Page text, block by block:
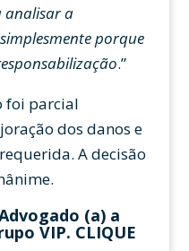
analisar a
porque
.”
foi parcial
dos danos e
A decisão
(a) a
VIP. CLIQUE